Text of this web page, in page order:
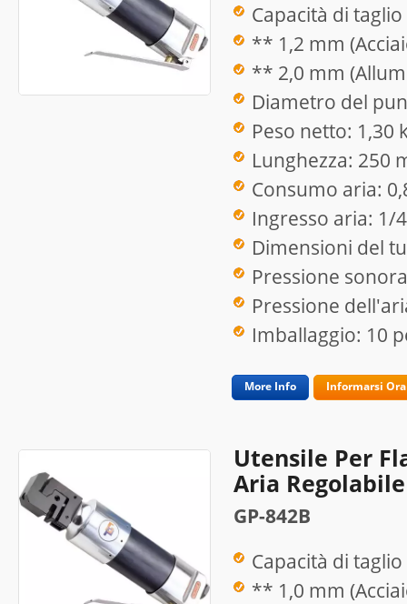
Capacità di
** 1,2 mm
** 2,0 mm
Diametro del
Peso netto: 1,30
Lunghezza: 250
Consumo aria:
Ingresso aria: 1/
Dimensioni del
Pressione
Pressione
Imballaggio: 10
More Info Informarsi Ora
Utensile Per
Aria Regolabile
GP-842B
Capacità di
** 1,0 mm